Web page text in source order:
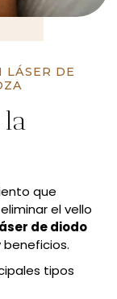
LÁSER DE
la
que
el vello
de diodo
tipos